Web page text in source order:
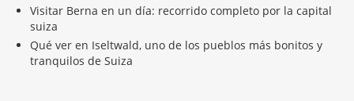
Visitar Berna en un día: recorrido completo por la capital
suiza
Qué ver en Iseltwald, uno de los pueblos más bonitos y
tranquilos de Suiza